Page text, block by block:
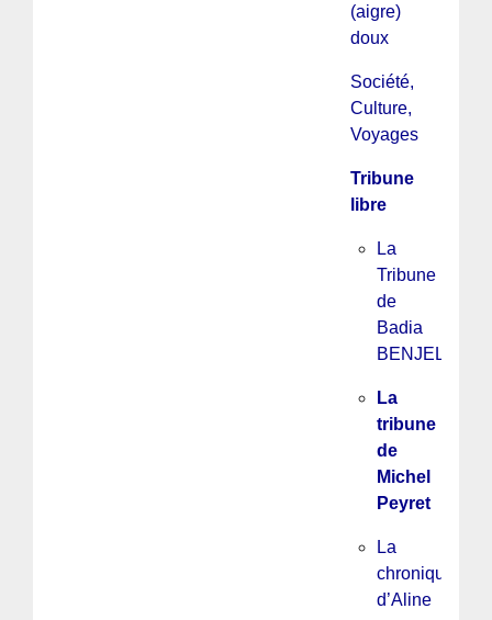
(aigre)
doux
Société,
Culture,
Voyages
Tribune
libre
La
Tribune
de
Badia
La
tribune
de
Michel
Peyret
La
chronique
d’Aline